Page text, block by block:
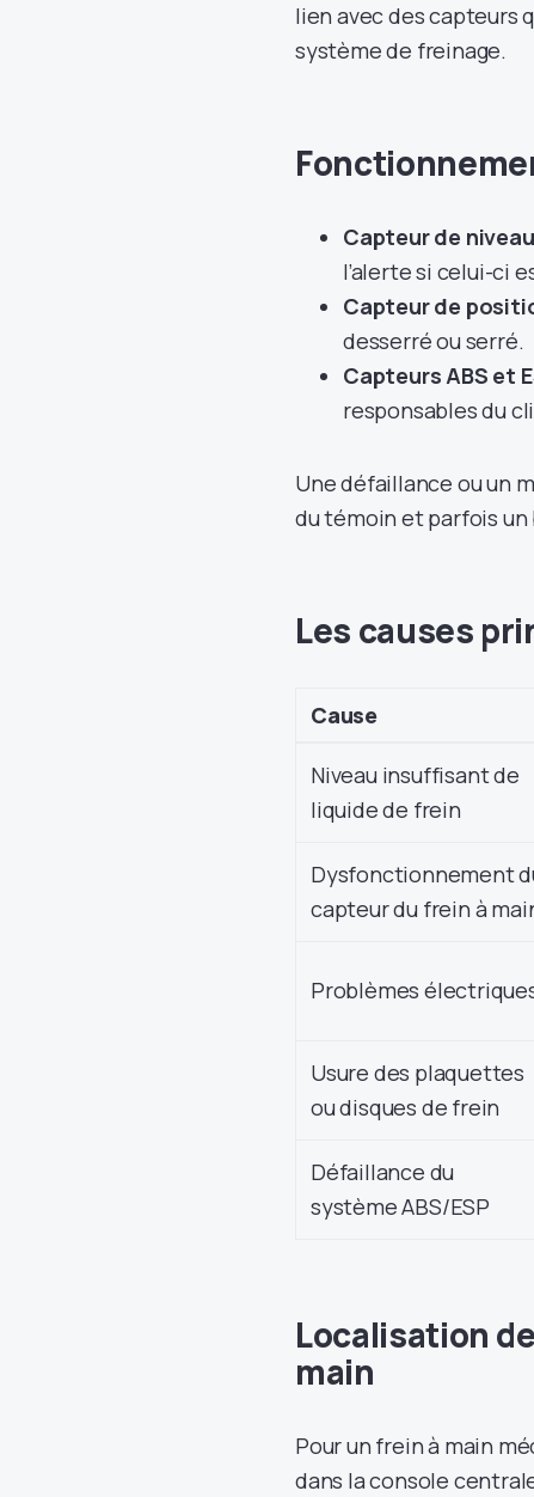
lien avec des capteurs
système de freinage.
Capteur de
l’alerte si celui-ci
Capteur de
desserré ou serré.
Capteurs ABS et
responsables du
Une défaillance ou un
du témoin et parfois un
Les causes
Cause
Niveau insuffisant de
liquide de frein
Dysfonctionnement
capteur du frein à
Problèmes
Usure des plaquettes
ou disques de frein
Défaillance du
système ABS/ESP
Localisation
main
Pour un frein à main
dans la console